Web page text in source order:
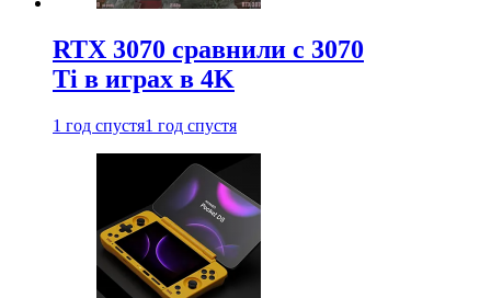
RTX 3070 сравнили с 3070
Ti в играх в 4K
1 год спустя1 год спустя